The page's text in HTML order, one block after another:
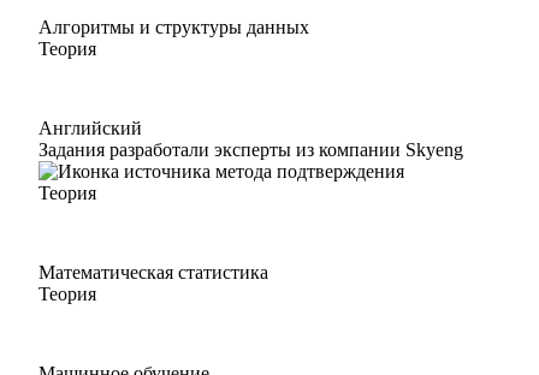
Алгоритмы и структуры данных
Теория
Английский
Задания разработали эксперты из компании Skyeng
Теория
Математическая статистика
Теория